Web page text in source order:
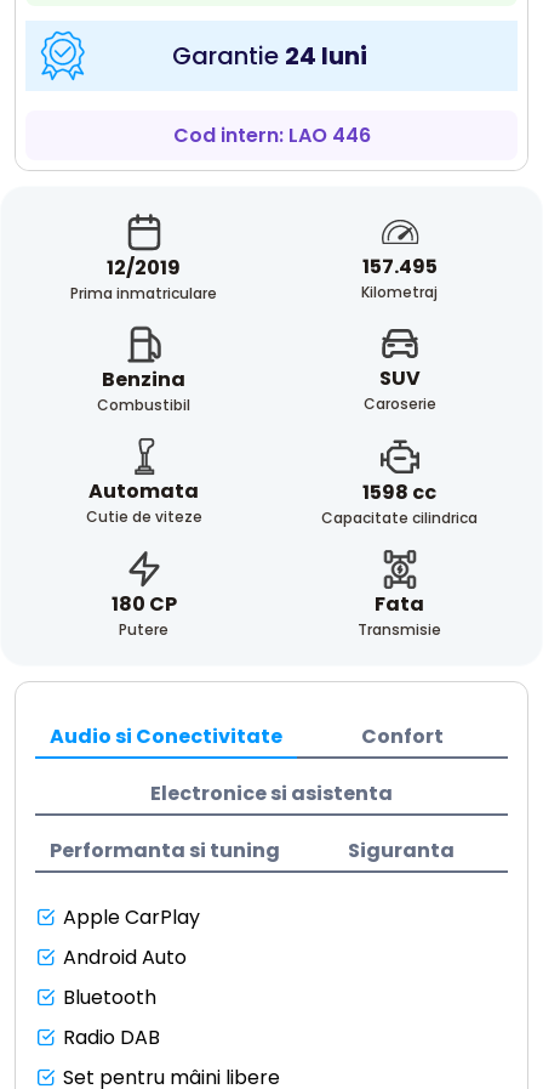
Garantie 24 luni
Cod intern: LAO 446
12/2019
Prima inmatriculare
157.495
Kilometraj
Benzina
Combustibil
SUV
Caroserie
Automata
Cutie de viteze
1598 cc
Capacitate cilindrica
180 CP
Putere
Fata
Transmisie
Audio si Conectivitate Confort
Electronice si asistenta
Performanta si tuning Siguranta
Apple CarPlay
Android Auto
Bluetooth
Radio DAB
Set pentru mâini libere